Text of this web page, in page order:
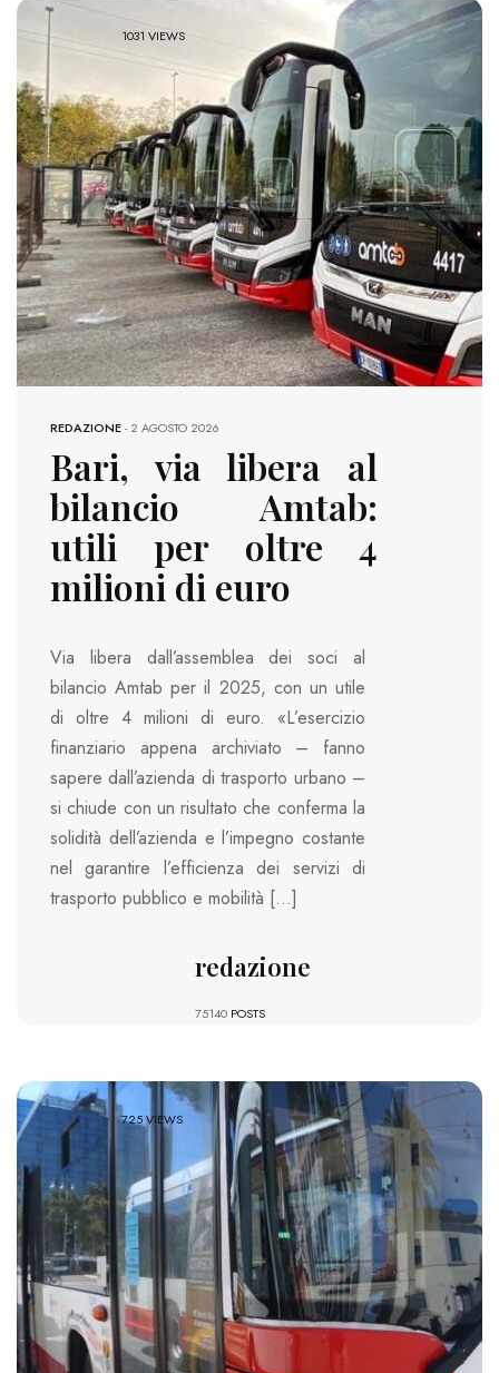
1031 VIEWS
REDAZIONE-2 AGOSTO 2026
Bari, via libera al
bilancio Amtab:
utili per oltre 4
milioni di euro
Via libera dall’assemblea dei soci al
bilancio Amtab per il 2025, con un utile
di oltre 4 milioni di euro. «L’esercizio
finanziario appena archiviato – fanno
sapere dall’azienda di trasporto urbano –
si chiude con un risultato che conferma la
solidità dell’azienda e l’impegno costante
nel garantire l’efficienza dei servizi di
trasporto pubblico e mobilità […]
redazione
75140 POSTS
725 VIEWS